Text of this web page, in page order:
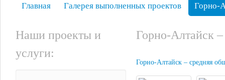
Главная Галерея выполненных проектов Горно-
Наши проекты и
услуги:
Горно-Алтайск
Горно-Алтайск – средняя